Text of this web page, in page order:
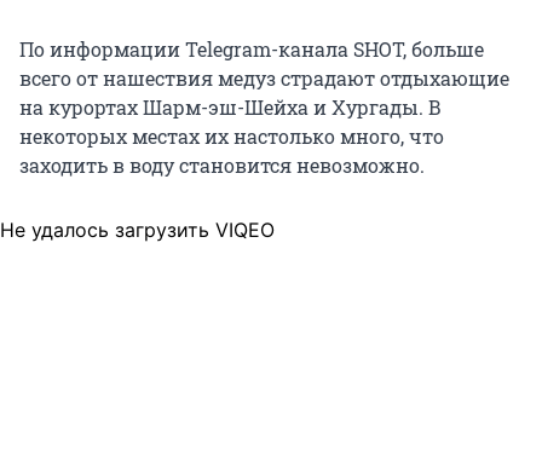
По информации Telegram-канала SHOT, больше
всего от нашествия медуз страдают отдыхающие
на курортах Шарм-эш-Шейха и Хургады. В
некоторых местах их настолько много, что
заходить в воду становится невозможно.
Не удалось загрузить VIQEO